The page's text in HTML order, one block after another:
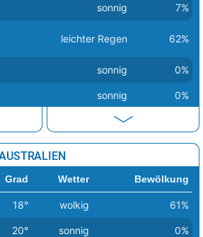
sonnig 7%
leichter Regen 62%
sonnig 0%
sonnig 0%
sonnig
sonnig 2%
0%
Grad Wetter Bewölkung
18° wolkig 61%
20° sonnig 0%